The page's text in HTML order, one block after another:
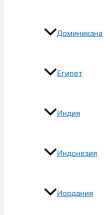
Доминикана
Египет
Индия
Индонезия
Иордания